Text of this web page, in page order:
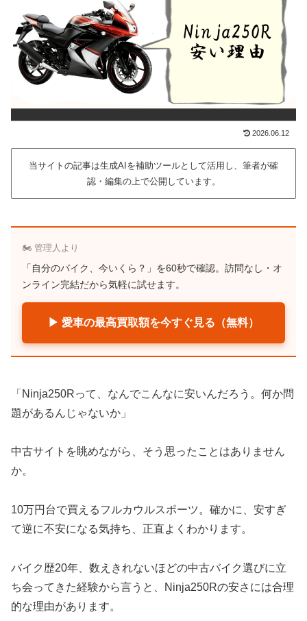
2026.06.12
当サイトの記事は生成AIを補助ツールとして活用し、筆者が確
認・編集の上で公開しています。
🏍️ 管理人より
「自分のバイク、今いくら？」を60秒で確認。訪問なし・オ
ンライン完結だから気軽に試せます。
▶ 愛車の最高買取額を今すぐ見る（無料）
「Ninja250Rって、なんでこんなに安いんだろう。何か問
題があるんじゃないか」
中古サイトを眺めながら、そう思ったことはありません
か。
10万円台で買えるフルカウルスポーツ。確かに、安すぎ
て逆に不安になる気持ち、正直よくわかります。
バイク歴20年、数えきれないほどの中古バイク選びに立
ち会ってきた経験から言うと、Ninja250Rの安さには合理
的な理由があります。